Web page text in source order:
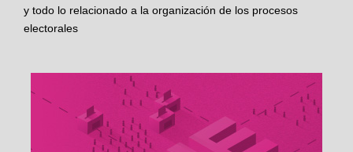
y todo lo relacionado a la organización de los procesos
electorales